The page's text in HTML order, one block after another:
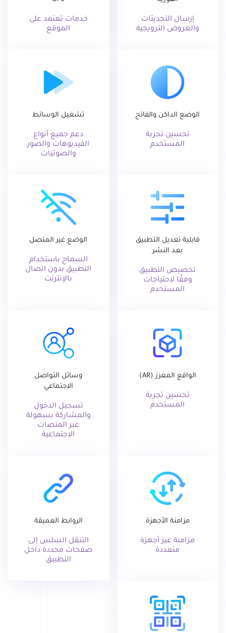
إرسال التحديثات
والعروض الترويجية
خدمات تعتمد على
الموقع
الوضع الداكن والفاتح
تحسين تجربة
المستخدم
تشغيل الوسائط
دعم جميع أنواع
الفيديوهات والصور
والصوتيات
قابلية تعديل التطبيق
بعد النشر
تخصيص التطبيق
وفقًا لاحتياجات
المستخدم
الوضع غير المتصل
السماح باستخدام
التطبيق بدون اتصال
بالإنترنت
الواقع المعزز (AR)
تحسين تجربة
المستخدم
وسائل التواصل
الاجتماعي
تسجيل الدخول
والمشاركة بسهولة
عبر المنصات
الاجتماعية
مزامنة الأجهزة
مزامنة عبر أجهزة
متعددة
الروابط العميقة
التنقل السلس إلى
صفحات محددة داخل
التطبيق